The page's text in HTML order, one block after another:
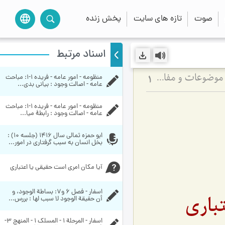
صوت تازه های سایت پخش زنده language
لزوم وجود منشأ خارجی برای امور اعتباری - تبیین کیفیت عملکرد ذهن در انتزاع موضوعات و مفاهیم 1
اسناد مرتبط
عامه - اصالت وجود : بیانی بدی...
عامه - اصالت وجود : رابطۀ میا...
بخل انسان به سبب گرفتاری در امور...
آیا مکان امری است حقیقی یا اعتباری
أن حقيقة الوجود لا سبب لها : بررس...